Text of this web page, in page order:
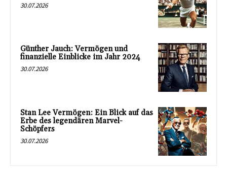
30.07.2026
Günther Jauch: Vermögen und
finanzielle Einblicke im Jahr 2024
30.07.2026
Stan Lee Vermögen: Ein Blick auf das
Erbe des legendären Marvel-
Schöpfers
30.07.2026